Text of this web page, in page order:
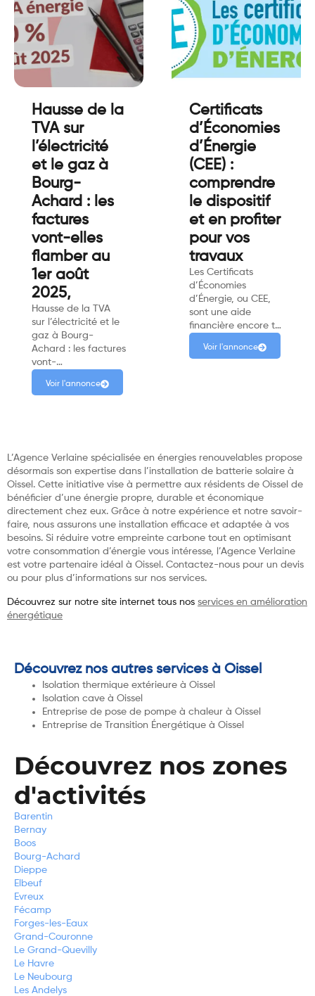
Hausse de la
TVA sur
l’électricité
et le gaz à
Bourg-
Achard : les
factures
vont-elles
flamber au
1er août
2025,
Hausse de la TVA
sur l’électricité et le
gaz à Bourg-
Achard : les factures
vont-…
Voir l'annonce
Certificats
d’Économies
d’Énergie
(CEE) :
comprendre
le dispositif
et en profiter
pour vos
travaux
Les Certificats
d’Économies
d’Énergie, ou CEE,
sont une aide
financière encore t…
Voir l'annonce
L’Agence Verlaine spécialisée en énergies renouvelables propose
désormais son expertise dans l’installation de batterie solaire à
Oissel. Cette initiative vise à permettre aux résidents de Oissel de
bénéficier d’une énergie propre, durable et économique
directement chez eux. Grâce à notre expérience et notre savoir-
faire, nous assurons une installation efficace et adaptée à vos
besoins. Si réduire votre empreinte carbone tout en optimisant
votre consommation d’énergie vous intéresse, l’Agence Verlaine
est votre partenaire idéal à Oissel. Contactez-nous pour un devis
ou pour plus d’informations sur nos services.
Découvrez sur notre site internet tous nos services en amélioration
énergétique
Découvrez nos autres services à Oissel
Isolation thermique extérieure à Oissel
Isolation cave à Oissel
Entreprise de pose de pompe à chaleur à Oissel
Entreprise de Transition Énergétique à Oissel
Découvrez nos zones
d'activités
Barentin
Bernay
Boos
Bourg-Achard
Dieppe
Elbeuf
Evreux
Fécamp
Forges-les-Eaux
Grand-Couronne
Le Grand-Quevilly
Le Havre
Le Neubourg
Les Andelys